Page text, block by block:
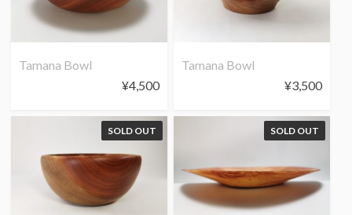
Tamana Bowl
¥4,500
Tamana Bowl
¥3,500
SOLD OUT SOLD OUT